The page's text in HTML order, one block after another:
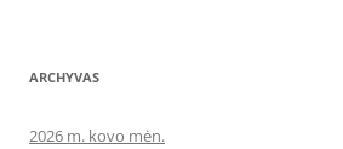
ARCHYVAS
2026 m. kovo mėn.